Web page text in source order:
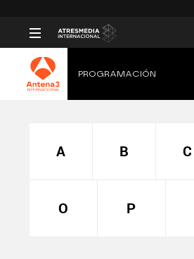
PROGRAMACIÓN
A B C
O P